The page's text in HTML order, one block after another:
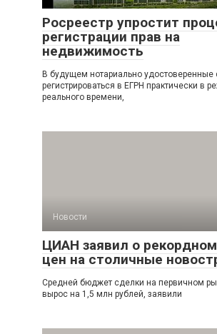
Росреестр упростит
регистрации прав на
недвижимость
В будущем нотариально удостоверенные
регистрироваться в ЕГРН практически в
реального времени,
Новости
ЦИАН заявил о
цен на столичные
Средней бюджет сделки на первичном
вырос на 1,5 млн рублей, заявили